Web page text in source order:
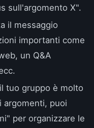
sull'argomento X".
il messaggio
importanti come
un Q&A
tuo gruppo è molto
argomenti, puoi
per organizzare le